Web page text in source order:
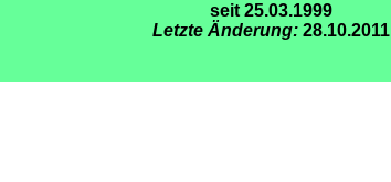
seit 25.03.1999
Letzte Änderung: 28.10.2011